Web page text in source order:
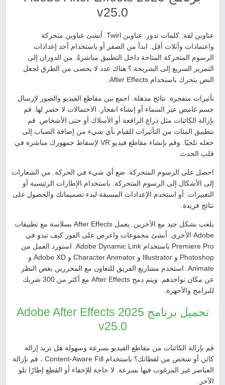
v25.0
عناوين لفة. كلمات تدور. عناوين Twirl. أنشئ عناوين متحركة
واعتمادات وأثلاث أقل. ابدأ من الصفر أو باستخدام أحد إعدادات
الرسوم المتحركة المتاحة داخل التطبيق مباشرةً. من الدوران إلى
التمرير السريع إلى الشريحة.؟ هناك عدد لا يحصى من الطرق لجعل
النص يتحرك باستخدام After Effects.
تأثيرات متفجرة. نتائج مذهلة. اجمع بين مقاطع الفيديو والصور لإرسال
جسم غامض عبر السماء أو إنشاء انفجار. الاحتمالات لا حصر لها. قم
بإزالة الكائنات مثل ذراع الرافعة أو الأسلاك أو حتى الأشخاص. قم
بتطبيق المئات من التأثيرات للقيام بأي شيء من إضافة الضباب إلى
جعله ثلجيًا. وقم بإنشاء مقاطع فيديو VR لإسقاط جمهورك مباشرة في
قلب الحدث.
احصل على الرسوم المتحركة. ضع أي شيء في الحركة. من الشعارات
إلى الأشكال إلى الرسوم المتحركة. باستخدام الإطارات الرئيسية أو
التعبيرات. أو استخدم الإعدادات المسبقة لبدء تصميماتك والحصول على
نتائج فريدة.
يلعب بشكل جيد مع الآخرين. يعمل After Effects بسلاسة مع تطبيقات
Adobe الأخرى. أنشئ مجموعات واعرض على الفور كيف تبدو في
Premiere Pro باستخدام Adobe Dynamic Link. استورد العمل من
Photoshop و Illustrator و Character Animator و Adobe XD و
Animate. استخدم مشاريع الفريق للتعاون مع المحررين بغض النظر
عن مكان تواجدهم. ويتم دمج After Effects مع أكثر من 300 شريك
للبرامج والأجهزة.
تحميل برنامج Adobe After Effects 2025
v25.0
قم بإزالة الكائنات من مقاطع الفيديو بسرعة وسهولة هل تريد إزالة
كائن أو شخص من لقطاتك؟ باستخدام Content-Aware Fill ، قم بإزالة
العناصر غير المرغوب فيها بسرعة. لا حاجة للإخفاء أو القطع إطارًا تلو
الآخر.